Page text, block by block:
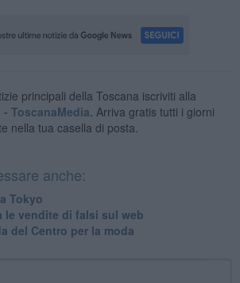
principali della Toscana iscriviti alla
ToscanaMedia. Arriva gratis tutti i giorni
nella tua casella di posta.
anche:
Tokyo
le vendite di falsi sul web
del Centro per la moda